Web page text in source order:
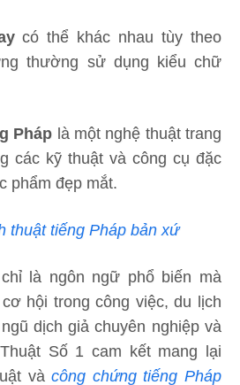
có thể khác nhau tùy theo
thường sử dụng kiểu chữ
Pháp là một nghệ thuật trang
các kỹ thuật và công cụ đặc
phẩm đẹp mắt.
thuật tiếng Pháp bản xứ
là ngôn ngữ phổ biến mà
hội trong công việc, du lịch
dịch giả chuyên nghiệp và
Số 1 cam kết mang lại
vàcông chứng tiếng Pháp